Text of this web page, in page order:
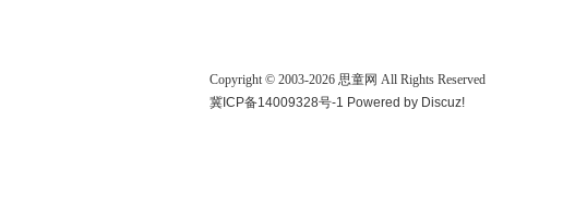
Copyright © 2003-2026 思童网 All Rights Reserved
冀ICP备14009328号-1 Powered by Discuz!